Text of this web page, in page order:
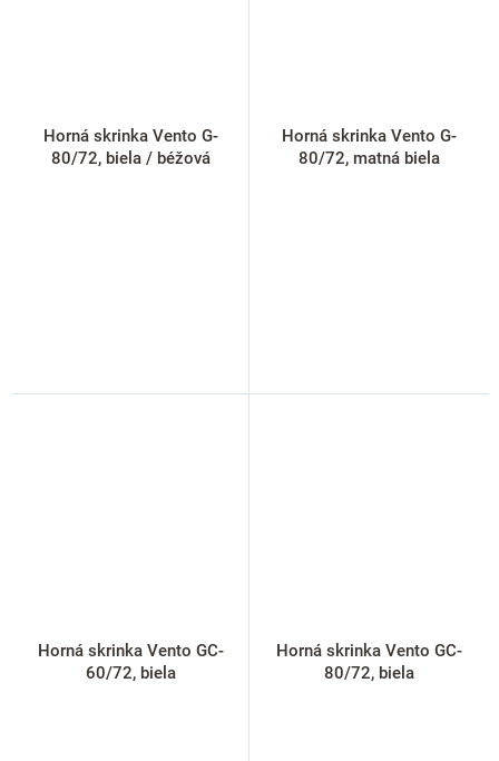
Horná skrinka Vento G-
80/72, biela / béžová
Horná skrinka Vento G-
80/72, matná biela
Horná skrinka Vento GC-
60/72, biela
Horná skrinka Vento GC-
80/72, biela